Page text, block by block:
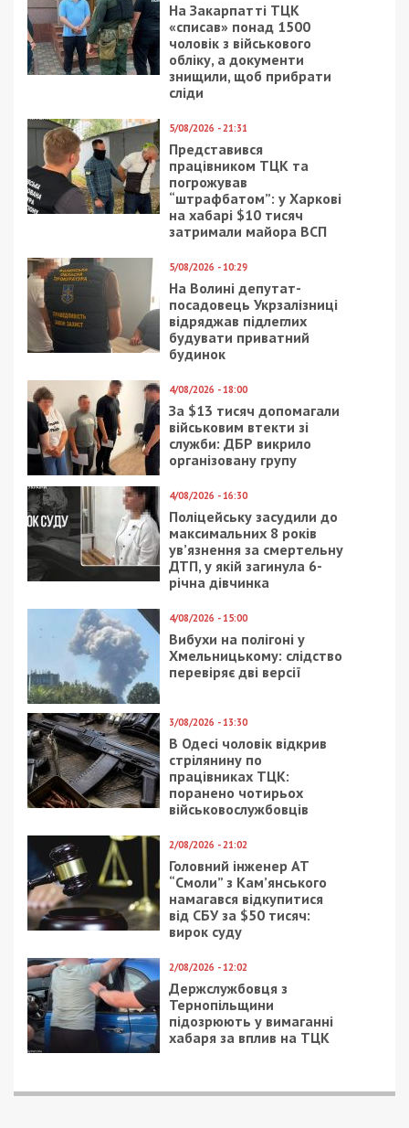
На Закарпатті ТЦК
«списав» понад 1500
чоловік з військового
обліку, а документи
знищили, щоб прибрати
сліди
5/08/2026 - 21:31
Представився
працівником ТЦК та
погрожував
“штрафбатом”: у Харкові
на хабарі $10 тисяч
затримали майора ВСП
5/08/2026 - 10:29
На Волині депутат-
посадовець Укрзалізниці
відряджав підлеглих
будувати приватний
будинок
4/08/2026 - 18:00
За $13 тисяч допомагали
військовим втекти зі
служби: ДБР викрило
організовану групу
4/08/2026 - 16:30
Поліцейську засудили до
максимальних 8 років
ув’язнення за смертельну
ДТП, у якій загинула 6-
річна дівчинка
4/08/2026 - 15:00
Вибухи на полігоні у
Хмельницькому: слідство
перевіряє дві версії
3/08/2026 - 13:30
В Одесі чоловік відкрив
стрілянину по
працівниках ТЦК:
поранено чотирьох
військовослужбовців
2/08/2026 - 21:02
Головний інженер АТ
“Смоли” з Кам’янського
намагався відкупитися
від СБУ за $50 тисяч:
вирок суду
2/08/2026 - 12:02
Держслужбовця з
Тернопільщини
підозрюють у вимаганні
хабаря за вплив на ТЦК